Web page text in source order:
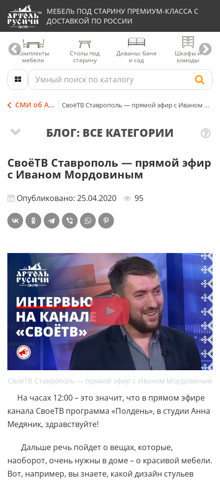
МЕБЕЛЬ ПОД СТАРИНУ ПРЕМИУМ-КЛАССА С
ДОСТАВКОЙ ПО РОССИИ
Комплекты
мебели
Столы под
старину
Диваны: баня
и сад
Шкафы и
комоды
СМИ об Артели СвоёТВ Ставрополь — прямой эфир с Иваном Мордовиным
СвоёТВ Ставрополь — прямой эфир
с Иваном Мордовиным
Опубликовано: 25.04.2020 95
СвоёТВ Ставрополь — прямой эфир с Иваном Мордовиным
На часах 12:00 – это значит, что в прямом эфире
канала СвоеТВ программа «Полдень», в студии Анна
Медяник, здравствуйте!
Дальше речь пойдет о вещах, которые,
наоборот, очень нужны в доме – о красивой мебели.
Вот, например, вы знаете, какой дизайн стульев
БЛОГ: ВСЕ КАТЕГОРИИ